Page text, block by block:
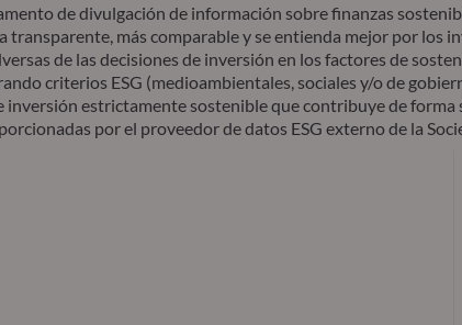
de divulgación de información sobre finanzas
transparente, más comparable y se entienda mejor por los
de las decisiones de inversión en los factores de
criterios ESG (medioambientales, sociales y/o de
estrictamente sostenible que contribuye de
por el proveedor de datos ESG externo de la